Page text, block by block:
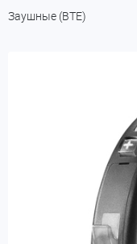
Заушные (BTE)